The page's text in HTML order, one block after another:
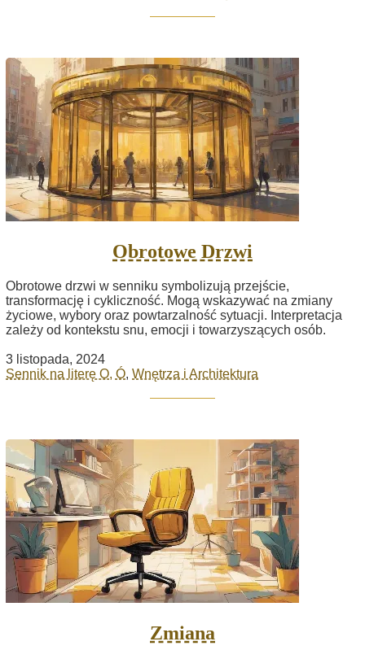
Obrotowe Drzwi
Obrotowe drzwi w senniku symbolizują przejście,
transformację i cykliczność. Mogą wskazywać na zmiany
życiowe, wybory oraz powtarzalność sytuacji. Interpretacja
zależy od kontekstu snu, emocji i towarzyszących osób.
3 listopada, 2024
Sennik na literę O, Ó, Wnętrza i Architektura
Zmiana